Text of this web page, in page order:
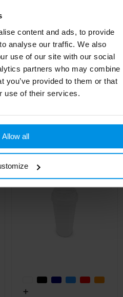
content and ads, to provide
analyse our traffic. We also
use of our site with our social
partners who may combine
you’ve provided to them or that
use of their services.
Allow all
15.4 cm
15.4 cm
producten